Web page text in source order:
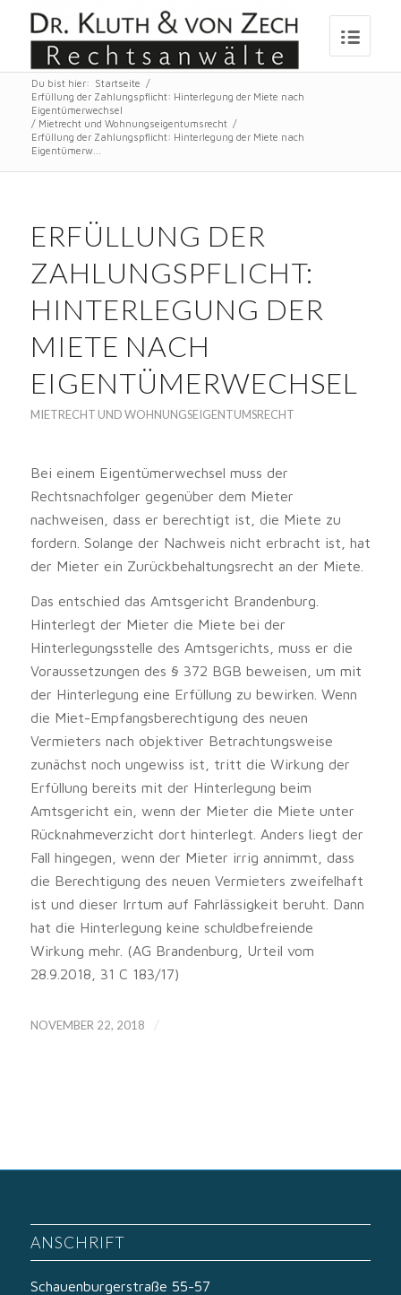
Du bist hier: Startseite
/
Erfüllung der Zahlungspflicht: Hinterlegung der Miete nach
Eigentümerwechsel
/ Mietrecht und Wohnungseigentumsrecht /
Erfüllung der Zahlungspflicht: Hinterlegung der Miete nach
Eigentümerw...
ERFÜLLUNG DER
ZAHLUNGSPFLICHT:
HINTERLEGUNG DER
MIETE NACH
EIGENTÜMERWECHSEL
MIETRECHT UND WOHNUNGSEIGENTUMSRECHT
Bei einem Eigentümerwechsel muss der
Rechtsnachfolger gegenüber dem Mieter
nachweisen, dass er berechtigt ist, die Miete zu
fordern. Solange der Nachweis nicht erbracht ist, hat
der Mieter ein Zurückbehaltungsrecht an der Miete.
Das entschied das Amtsgericht Brandenburg.
Hinterlegt der Mieter die Miete bei der
Hinterlegungsstelle des Amtsgerichts, muss er die
Voraussetzungen des § 372 BGB beweisen, um mit
der Hinterlegung eine Erfüllung zu bewirken. Wenn
die Miet-Empfangsberechtigung des neuen
Vermieters nach objektiver Betrachtungsweise
zunächst noch ungewiss ist, tritt die Wirkung der
Erfüllung bereits mit der Hinterlegung beim
Amtsgericht ein, wenn der Mieter die Miete unter
Rücknahmeverzicht dort hinterlegt. Anders liegt der
Fall hingegen, wenn der Mieter irrig annimmt, dass
die Berechtigung des neuen Vermieters zweifelhaft
ist und dieser Irrtum auf Fahrlässigkeit beruht. Dann
hat die Hinterlegung keine schuldbefreiende
Wirkung mehr. (AG Brandenburg, Urteil vom
28.9.2018, 31 C 183/17)
NOVEMBER 22, 2018 /
ANSCHRIFT
Schauenburgerstraße 55-57